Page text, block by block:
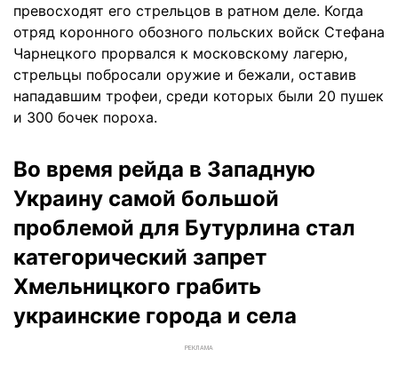
превосходят его стрельцов в ратном деле. Когда
отряд коронного обозного польских войск Стефана
Чарнецкого прорвался к московскому лагерю,
стрельцы побросали оружие и бежали, оставив
нападавшим трофеи, среди которых были 20 пушек
и 300 бочек пороха.
Во время рейда в Западную
Украину самой большой
проблемой для Бутурлина стал
категорический запрет
Хмельницкого грабить
украинские города и села
РЕКЛАМА